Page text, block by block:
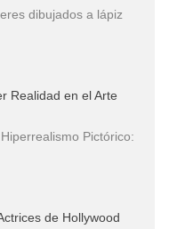
dibujados a lápiz
Realidad en el Arte
Pictórico:
de Hollywood